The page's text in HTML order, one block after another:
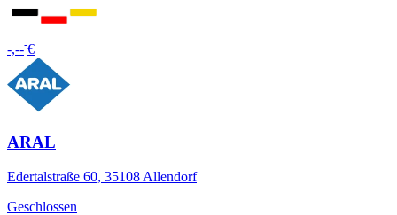
-,---€
ARAL
Edertalstraße 60, 35108 Allendorf
Geschlossen